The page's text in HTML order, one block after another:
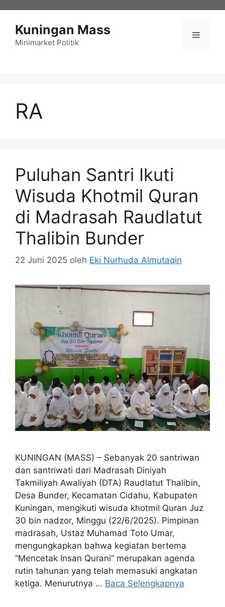
Kuningan Mass
Minimarket Politik
Menu
RA
Puluhan Santri Ikuti
Wisuda Khotmil Quran
di Madrasah Raudlatut
Thalibin Bunder
22 Juni 2025 oleh Eki Nurhuda Almutaqin
KUNINGAN (MASS) – Sebanyak 20 santriwan
dan santriwati dari Madrasah Diniyah
Takmiliyah Awaliyah (DTA) Raudlatut Thalibin,
Desa Bunder, Kecamatan Cidahu, Kabupaten
Kuningan, mengikuti wisuda khotmil Quran Juz
30 bin nadzor, Minggu (22/6/2025). Pimpinan
madrasah, Ustaz Muhamad Toto Umar,
mengungkapkan bahwa kegiatan bertema
“Mencetak Insan Qurani” merupakan agenda
rutin tahunan yang telah memasuki angkatan
ketiga. Menurutnya … Baca Selengkapnya